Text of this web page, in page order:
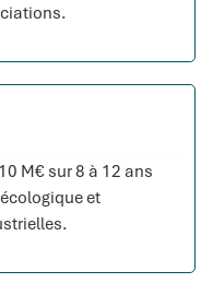
M€ sur 8 à 12 ans
et